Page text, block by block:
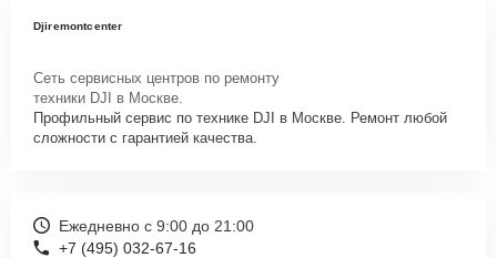
Djiremontcenter
Сеть сервисных центров по ремонту
техники DJI в Москве.
Профильный сервис по технике DJI в Москве. Ремонт любой
сложности с гарантией качества.
Ежедневно с 9:00 до 21:00
+7 (495) 032-67-16